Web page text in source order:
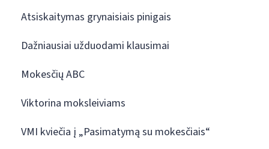
Atsiskaitymas grynaisiais pinigais
Dažniausiai užduodami klausimai
Mokesčių ABC
Viktorina moksleiviams
VMI kviečia į „Pasimatymą su mokesčiais“